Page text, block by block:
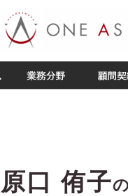
原口 侑子